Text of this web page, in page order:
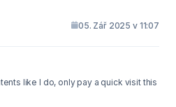
05. Zář 2025 v 11:07
like I do, only pay a quick visit this